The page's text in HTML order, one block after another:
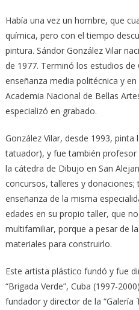
Había una vez un hombre, que
química, pero con el tiempo
pintura. Sándor González Vilar
de 1977. Terminó los estudios de
enseñanza media politécnica y
Academia Nacional de Bellas
especializó en grabado.
González Vilar, desde 1993, pinta
tatuador), y fue también
la cátedra de Dibujo en San
concursos, talleres y
enseñanza de la misma
edades en su propio taller, que
multifamiliar, porque a pesar de
materiales para construirlo.
Este artista plástico fundó y fue
“Brigada Verde”, Cuba (1997-
fundador y director de la “Galería